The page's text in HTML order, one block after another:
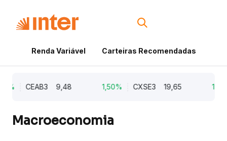
Renda Variável Carteiras Recomendadas
CEAB3 9,48 1,50% CXSE3 19,65 1,03%
Macroeconomia